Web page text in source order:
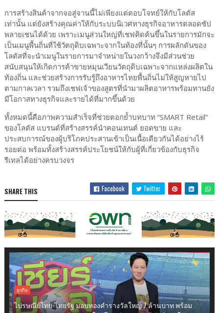
การสร้างสินค้าจากจอสู่จานนี้ไม่เพียงแต่ตอบโจทย์ให้กับโลตัส
เท่านั้น แต่ยังสร้างคุณค่าให้กับระบบนิเวศทางธุรกิจอาหารตลอดซัป
พลายเชนได้ด้วย เพราะเมนูส่วนใหญ่ที่เชฟคิดค้นขึ้นในรายการมักจะ
เป็นเมนูพื้นถิ่นที่ใช้วัตถุดิบเฉพาะจากในท้องที่นั้นๆ การผลักดันของ
โลตัสที่จะนำเมนูในรายการมาจำหน่ายในวงกว้างจึงมีส่วนช่วย
สนับสนุนให้เกิดการค้าขายหมุนเวียนวัตถุดิบเฉพาะจากแหล่งผลิตใน
ท้องถิ่น และช่วยสร้างการรับรู้ถึงอาหารไทยพื้นถิ่นไม่ให้สูญหายไป
ตามกาลเวลา รวมถึงเชฟเจ้าของสูตรที่นำมาผลิตอาหารพร้อมทานยัง
มีโอกาสทางธุรกิจและรายได้ที่มากขึ้นด้วย
ทั้งหมดนี้คือภาพความสำเร็จที่ช่วยตอกย้ำบทบาท “SMART Retail”
ของโลตัส แบรนด์ที่สร้างสรรค์นำคอนเทนต์ ยอดขาย และ
ประสบการณ์ของผู้บริโภคประสานเข้าเป็นเนื้อเดียวกันได้อย่างไร้
รอยต่อ พร้อมทั้งสร้างสรรค์ประโยชน์ให้กับผู้ที่เกี่ยวข้องกับธุรกิจ
รีเทลได้อย่างครบวงจร
SHARE THIS Facebook Twitter
ธุรกิจ
ไปรษณีย์ไทย-ไทยรัฐ มอบทองคำรางวัลใหญ่ 7 ล้านบาท พร้อม